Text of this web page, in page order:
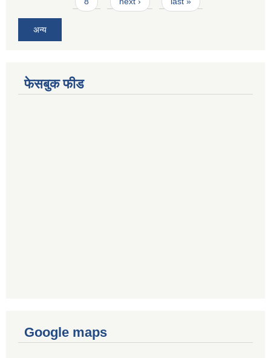
अन्य
फेसबुक फीड
Google maps